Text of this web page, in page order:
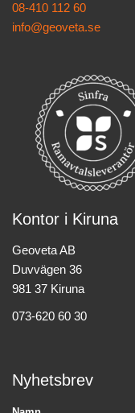
08-410 112 60
info@geoveta.se
Kontor i Kiruna
Geoveta AB
Duvvägen 36
981 37 Kiruna
073-620 60 30
Nyhetsbrev